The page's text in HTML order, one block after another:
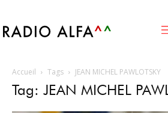
Accueil Tags JEAN MICHEL PAWLOTSKY
Tag: JEAN MICHEL